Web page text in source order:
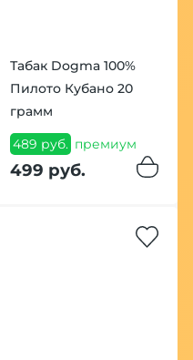
Табак Dogma 100%
Пилото Кубано 20
грамм
489 руб. премиум
499 руб.